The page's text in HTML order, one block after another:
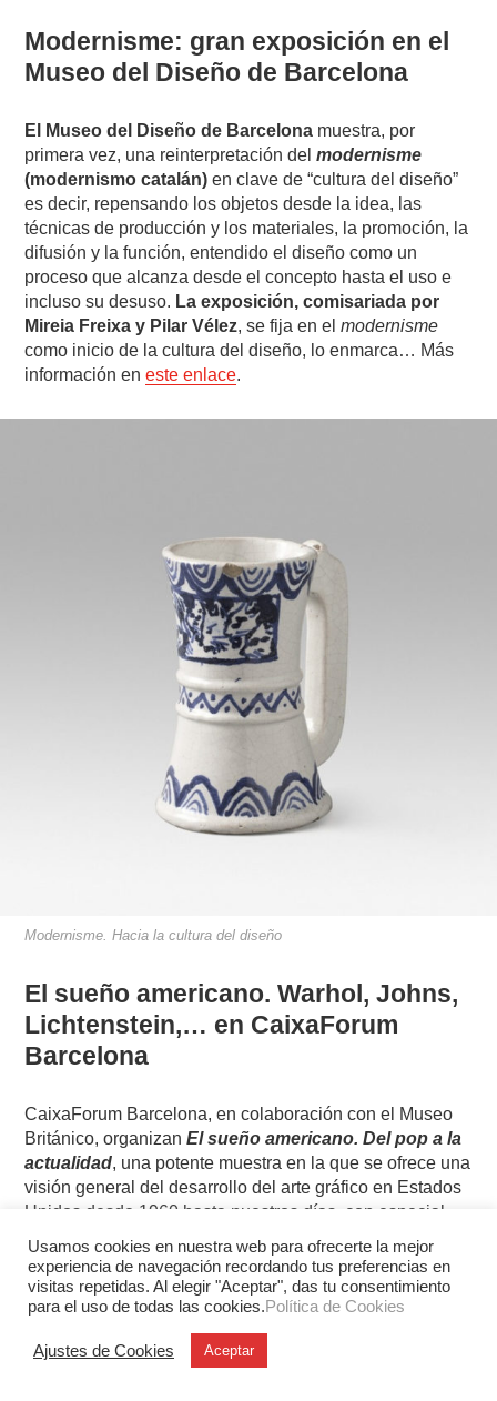
Modernisme: gran exposición en el
Museo del Diseño de Barcelona
El Museo del Diseño de Barcelona muestra, por
primera vez, una ​reinterpretación delmodernisme
(modernismo catalán) en clave de “cultura del diseño”​
es decir, repensando los objetos desde la idea, las
técnicas de producción y los materiales, la promoción, la
difusión y la función, entendido el diseño como un
proceso que alcanza desde el concepto hasta el uso e
incluso su desuso. La exposición, comisariada por
Mireia Freixa y Pilar Vélez, se fija en elmodernisme
como inicio de la cultura del diseño, lo enmarca… Más
información eneste enlace.
Modernisme. Hacia la cultura del diseño
El sueño americano. Warhol, Johns,
Lichtenstein,… en CaixaForum
Barcelona
CaixaForum Barcelona, en colaboración con el Museo
Británico, organizanEl sueño americano. Del pop a la
actualidad, una potente muestra en la que se ofrece una
visión general del desarrollo del arte gráfico en Estados
Unidos desde 1960 hasta nuestros días, con especial
atención a figuras clave de su historia, comoAndy
Warhol, Jasper Johns, Roy Lichtenstein y Robert
Rauschenberg.La muestra, con obras provenientes
mayoritariamente de la colección del Museo
, incluye piezas… Más información en
enlace.
Usamos cookies en nuestra web para ofrecerte la mejor
experiencia de navegación recordando tus preferencias en
visitas repetidas. Al elegir "Aceptar", das tu consentimiento
para el uso de todas las cookies.Política de Cookies
Ajustes de Cookies Aceptar